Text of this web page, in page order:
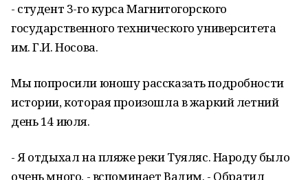
- студент 3-го курса Магнитогорского
государственного технического университета
им. Г.И. Носова.
Мы попросили юношу рассказать подробности
истории, которая произошла в жаркий летний
день 14 июля.
- Я отдыхал на пляже реки Туяляс. Народу было
очень много, - вспоминает Вадим. - Обратил